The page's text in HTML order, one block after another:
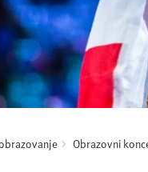
Obrazovni